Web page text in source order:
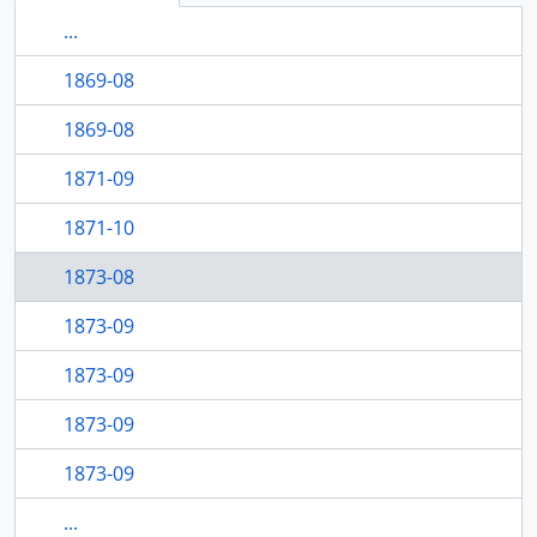
...
1869-08
1869-08
1871-09
1871-10
1873-08
1873-09
1873-09
1873-09
1873-09
...